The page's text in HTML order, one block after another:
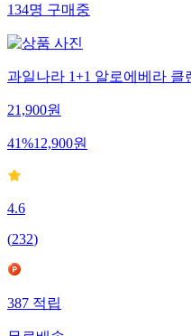
134명구매중
과일나라 1+1 알로에베라 클
21,900원
41%12,900원
4.6
(232)
387적립